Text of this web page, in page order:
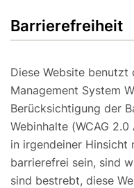
Barrierefreiheit
Diese Website benutzt
Management System
Berücksichtigung der
Webinhalte (WCAG
in irgendeiner Hinsicht
barrierefrei sein, sind
sind bestrebt, diese